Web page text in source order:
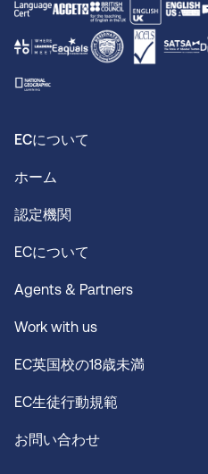
ECについて
ホーム
認定機関
ECについて
Agents & Partners
Work with us
EC英国校の18歳未満
EC生徒行動規範
お問い合わせ